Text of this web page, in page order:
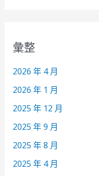
彙整
2026 年 4 月
2026 年 1 月
2025 年 12 月
2025 年 9 月
2025 年 8 月
2025 年 4 月